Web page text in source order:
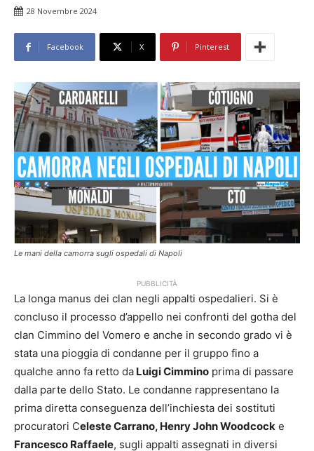
28 Novembre 2024
Facebook X Pinterest
Le mani della camorra sugli ospedali di Napoli
PUBBLICITÀ
La longa manus dei clan negli appalti ospedalieri. Si è
concluso il processo d’appello nei confronti del gotha del
clan Cimmino del Vomero e anche in secondo grado vi è
stata una pioggia di condanne per il gruppo fino a
qualche anno fa retto da Luigi Cimmino prima di passare
dalla parte dello Stato. Le condanne rappresentano la
prima diretta conseguenza dell’inchiesta dei sostituti
procuratori Celeste Carrano, Henry John Woodcock e
Francesco Raffaele, sugli appalti assegnati in diversi